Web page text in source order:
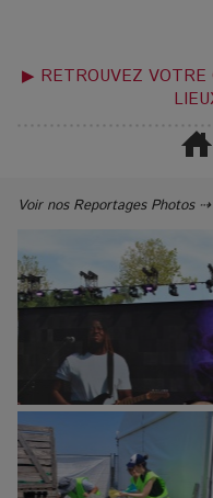
▶ RETROUVEZ VOTRE
Voir nos Reportages Photos ⇢